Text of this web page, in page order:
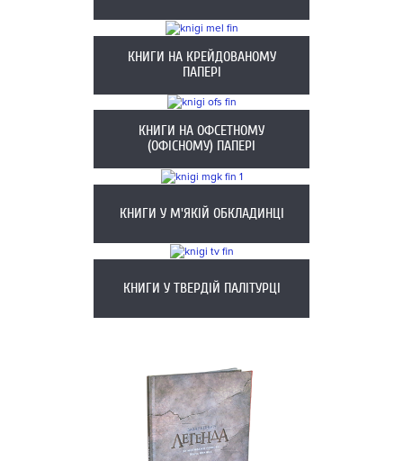
КНИГИ НА КРЕЙДОВАНОМУ
ПАПЕРІ
КНИГИ НА ОФСЕТНОМУ
(ОФІСНОМУ) ПАПЕРІ
КНИГИ У М'ЯКІЙ ОБКЛАДИНЦІ
КНИГИ У ТВЕРДІЙ ПАЛІТУРЦІ